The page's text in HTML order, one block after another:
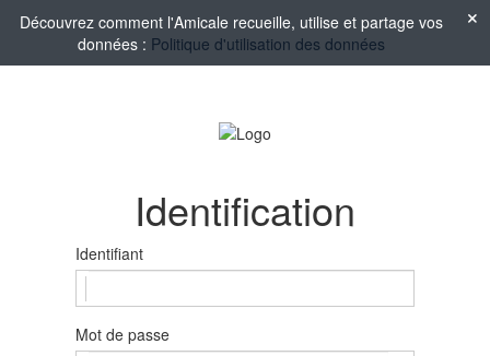
Découvrez comment l'Amicale recueille, utilise et partage vos
données : Politique d'utilisation des données
Identification
Identifiant
Mot de passe